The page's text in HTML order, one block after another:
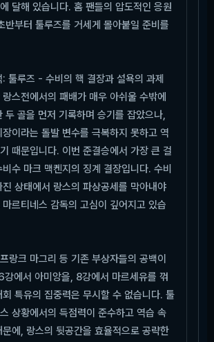
달해 있습니다. 홈 팬들의 압도적인 응원
반부터 툴루즈를 거세게 몰아붙일 준비를
툴루즈 - 수비의 핵 결장과 설욕의 과제
스전에서의 패배가 매우 아쉬울 수밖에
두 골을 먼저 기록하며 승기를 잡았으나,
이라는 돌발 변수를 극복하지 못하고 역
때문입니다. 이번 준결승에서 가장 큰 걸
수 마크 맥켄지의 징계 결장입니다. 수비
상태에서 랑스의 파상공세를 막아내야
르티네스 감독의 고심이 깊어지고 있습
랑크 마그리 등 기존 부상자들의 공백이
강에서 아미앙을, 8강에서 마르세유를 꺾
특유의 집중력은 무시할 수 없습니다. 툴
상황에서의 득점력이 준수하고 역습 속
에, 랑스의 뒷공간을 효율적으로 공략한